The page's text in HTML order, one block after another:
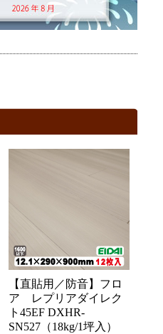
【直貼用／防音】フロ
ア レプリアダイレク
ト45EF DXHR-
SN527（18kg/1坪入）